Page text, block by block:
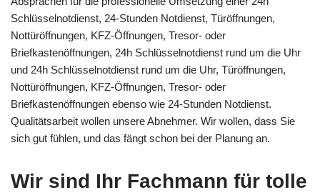
Schlüsselnotdienst, 24-Stunden Notdienst, Türöffnungen,
Nottüröffnungen, KFZ-Öffnungen, Tresor- oder
Briefkastenöffnungen, 24h Schlüsselnotdienst rund um die Uhr
und 24h Schlüsselnotdienst rund um die Uhr, Türöffnungen,
Nottüröffnungen, KFZ-Öffnungen, Tresor- oder
Briefkastenöffnungen ebenso wie 24-Stunden Notdienst.
Qualitätsarbeit wollen unsere Abnehmer. Wir wollen, dass Sie
sich gut fühlen, und das fängt schon bei der Planung an.
Wir sind Ihr Fachmann für tolle